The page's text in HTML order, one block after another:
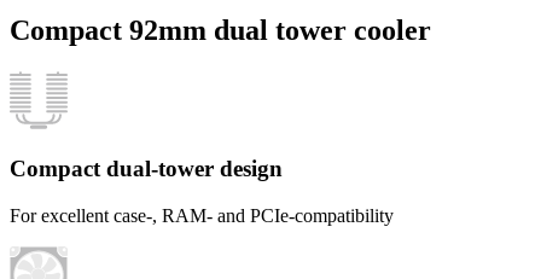
Compact 92mm dual tower cooler
Compact dual-tower design
For excellent case-, RAM- and PCIe-compatibility